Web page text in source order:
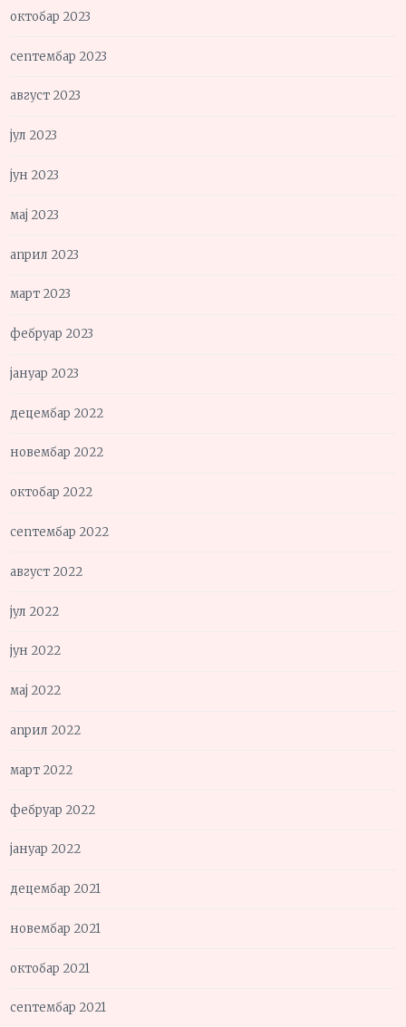
октобар 2023
септембар 2023
август 2023
јул 2023
јун 2023
мај 2023
април 2023
март 2023
фебруар 2023
јануар 2023
децембар 2022
новембар 2022
октобар 2022
септембар 2022
август 2022
јул 2022
јун 2022
мај 2022
април 2022
март 2022
фебруар 2022
јануар 2022
децембар 2021
новембар 2021
октобар 2021
септембар 2021